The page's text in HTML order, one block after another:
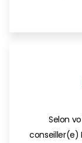
Selon
conseiller(e)